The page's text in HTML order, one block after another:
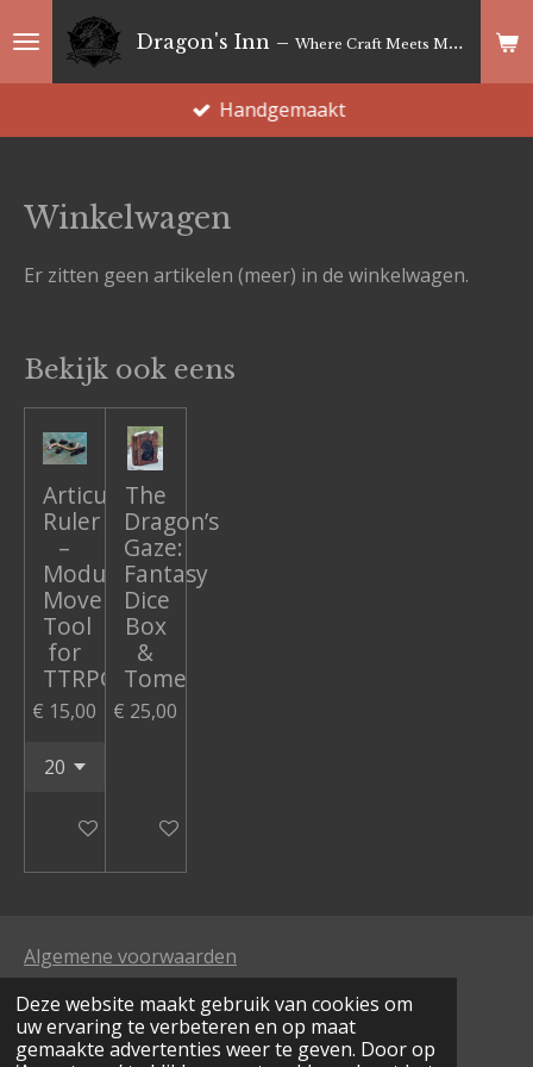
Deze website maakt gebruik van cookies om
uw ervaring te verbeteren en op maat
gemaakte advertenties weer te geven. Door op
Dragon's Inn – Where Craft Meets Magic
Handgemaakt
Winkelwagen
Er zitten geen artikelen (meer) in de winkelwagen.
Bekijk ook eens
Articulated
Ruler
–
Modular
Movement
Tool
for
TTRPGs
€ 15,00
In winkelwagen
The
Dragon’s
Gaze:
Fantasy
Dice
Box
&
Tome
€ 25,00
In winkelwagen
Algemene voorwaarden
verzend- en betalingsinfo